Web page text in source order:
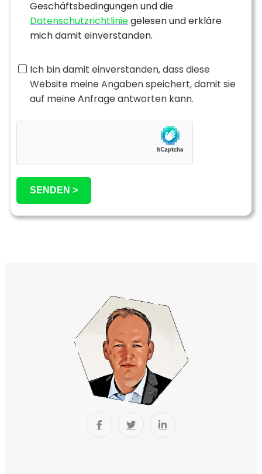
Geschäftsbedingungen und die
Datenschutzrichtliniegelesen und erkläre
mich damit einverstanden.
Ich bin damit einverstanden, dass diese
Website meine Angaben speichert, damit sie
auf meine Anfrage antworten kann.
SENDEN >